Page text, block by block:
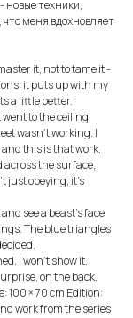
новые техники,
меня вдохновляет
it, not to tame it -
it puts up with my
a little better.
to the ceiling,
wasn't working. I
this is that work.
across the surface,
just obeying, it's
see a beast's face
The blue triangles
I won't show it.
on the back.
100 × 70 cm Edition:
work from the series